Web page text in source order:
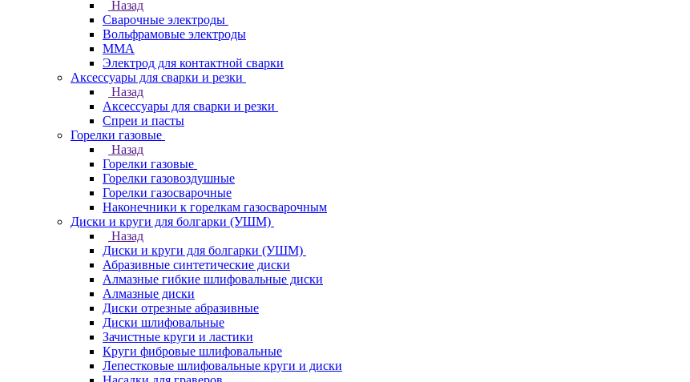
Назад
Сварочные электроды
Вольфрамовые электроды
ММА
Электрод для контактной сварки
Аксессуары для сварки и резки
Назад
Аксессуары для сварки и резки
Спреи и пасты
Горелки газовые
Назад
Горелки газовые
Горелки газовоздушные
Горелки газосварочные
Наконечники к горелкам газосварочным
Диски и круги для болгарки (УШМ)
Назад
Диски и круги для болгарки (УШМ)
Абразивные синтетические диски
Алмазные гибкие шлифовальные диски
Алмазные диски
Диски отрезные абразивные
Диски шлифовальные
Зачистные круги и ластики
Круги фибровые шлифовальные
Лепестковые шлифовальные круги и диски